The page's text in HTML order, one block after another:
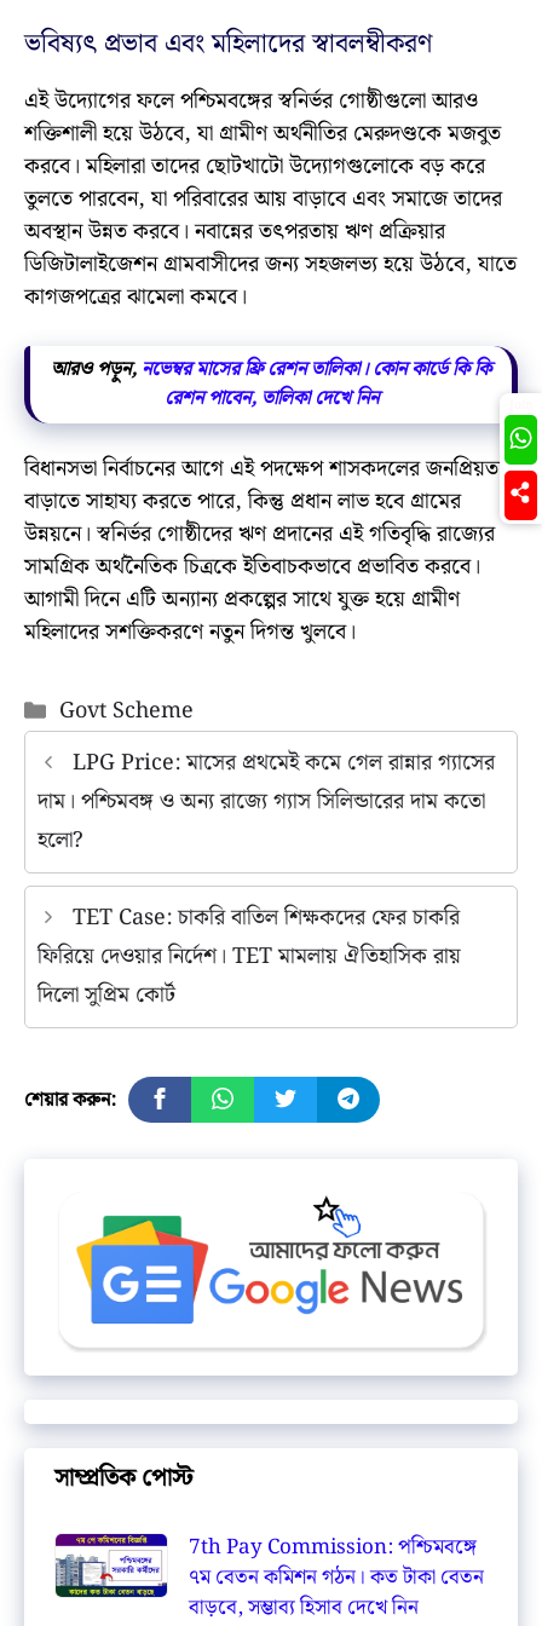
ভবিষ্যৎ প্রভাব এবং মহিলাদের স্বাবলম্বীকরণ
এই উদ্যোগের ফলে পশ্চিমবঙ্গের স্বনির্ভর গোষ্ঠীগুলো আরও
শক্তিশালী হয়ে উঠবে, যা গ্রামীণ অর্থনীতির মেরুদণ্ডকে মজবুত
করবে। মহিলারা তাদের ছোটখাটো উদ্যোগগুলোকে বড় করে
তুলতে পারবেন, যা পরিবারের আয় বাড়াবে এবং সমাজে তাদের
অবস্থান উন্নত করবে। নবান্নের তৎপরতায় ঋণ প্রক্রিয়ার
ডিজিটালাইজেশন গ্রামবাসীদের জন্য সহজলভ্য হয়ে উঠবে, যাতে
কাগজপত্রের ঝামেলা কমবে।
আরও পড়ুন, নভেম্বর মাসের ফ্রি রেশন তালিকা। কোন কার্ডে কি কি
রেশন পাবেন, তালিকা দেখে নিন
বিধানসভা নির্বাচনের আগে এই পদক্ষেপ শাসকদলের জনপ্রিয়তা
বাড়াতে সাহায্য করতে পারে, কিন্তু প্রধান লাভ হবে গ্রামের
উন্নয়নে। স্বনির্ভর গোষ্ঠীদের ঋণ প্রদানের এই গতিবৃদ্ধি রাজ্যের
সামগ্রিক অর্থনৈতিক চিত্রকে ইতিবাচকভাবে প্রভাবিত করবে।
আগামী দিনে এটি অন্যান্য প্রকল্পের সাথে যুক্ত হয়ে গ্রামীণ
মহিলাদের সশক্তিকরণে নতুন দিগন্ত খুলবে।
Categories
Govt Scheme
LPG Price: মাসের প্রথমেই কমে গেল রান্নার গ্যাসের
দাম। পশ্চিমবঙ্গ ও অন্য রাজ্যে গ্যাস সিলিন্ডারের দাম কতো
হলো?
TET Case: চাকরি বাতিল শিক্ষকদের ফের চাকরি
ফিরিয়ে দেওয়ার নির্দেশ। TET মামলায় ঐতিহাসিক রায়
দিলো সুপ্রিম কোর্ট
শেয়ার করুন:
সাম্প্রতিক পোস্ট
7th Pay Commission: পশ্চিমবঙ্গে
৭ম বেতন কমিশন গঠন। কত টাকা বেতন
বাড়বে, সম্ভাব্য হিসাব দেখে নিন